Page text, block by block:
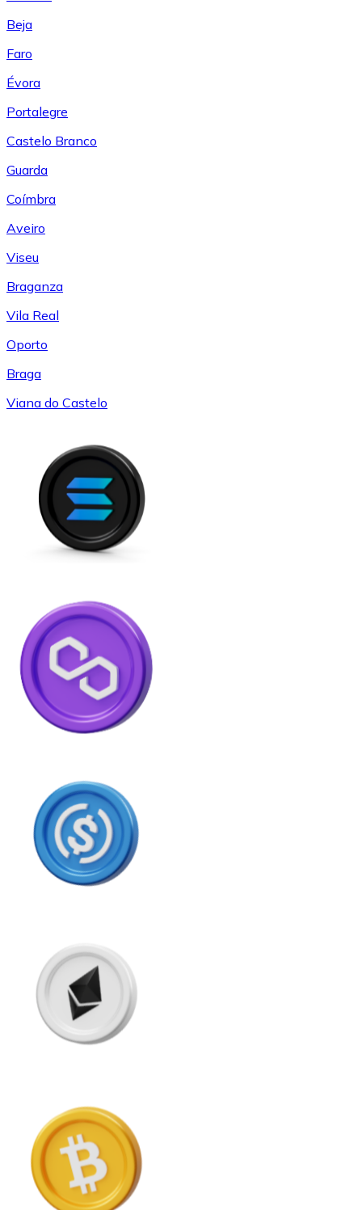
Beja
Faro
Évora
Portalegre
Castelo Branco
Guarda
Coímbra
Aveiro
Viseu
Braganza
Vila Real
Oporto
Braga
Viana do Castelo